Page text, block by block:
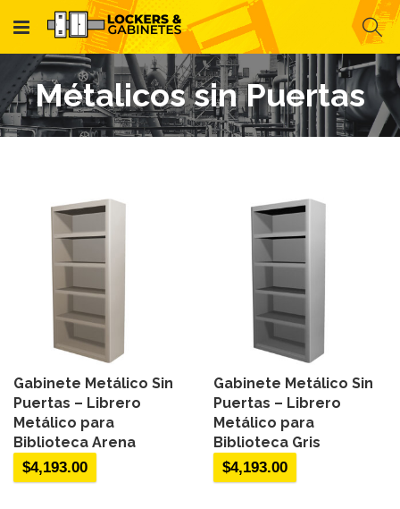
Métalicos sin Puertas
Gabinete Metálico Sin
Puertas – Librero
Metálico para
Biblioteca Arena
$4,193.00
Gabinete Metálico Sin
Puertas – Librero
Metálico para
Biblioteca Gris
$4,193.00